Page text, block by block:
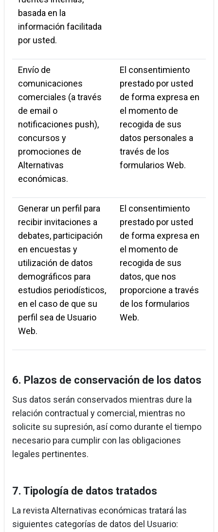
basada en la
información facilitada
por usted.
Envío de
comunicaciones
comerciales (a través
de email o
notificaciones push),
concursos y
promociones de
Alternativas
económicas.
El consentimiento
prestado por usted
de forma expresa en
el momento de
recogida de sus
datos personales a
través de los
formularios Web.
Generar un perfil para
recibir invitaciones a
debates, participación
en encuestas y
utilización de datos
demográficos para
estudios periodísticos,
en el caso de que su
perfil sea de Usuario
Web.
El consentimiento
prestado por usted
de forma expresa en
el momento de
recogida de sus
datos, que nos
proporcione a través
de los formularios
Web.
6. Plazos de conservación de los datos
Sus datos serán conservados mientras dure la
relación contractual y comercial, mientras no
solicite su supresión, así como durante el tiempo
necesario para cumplir con las obligaciones
legales pertinentes.
7. Tipología de datos tratados
La revista Alternativas económicas tratará las
siguientes categorías de datos del Usuario: